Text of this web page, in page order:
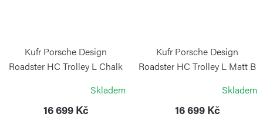
Kufr Porsche Design
Roadster HC Trolley L Chalk
Skladem
16 699 Kč
Kufr Porsche Design
Roadster HC Trolley L Matt B
Skladem
16 699 Kč